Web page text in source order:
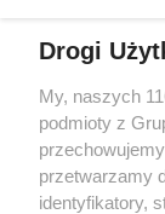
Drogi
My, naszych
podmioty z
przetwarzamy
identyfikatory,